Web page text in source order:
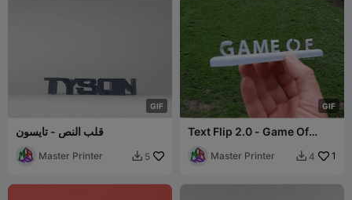
GIF
قلب النص - تايسون
Master Printer  5
GIF
Text Flip 2.0 - Game Of
Master Printer  4 1